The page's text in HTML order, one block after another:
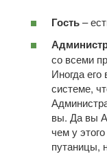
Гость–
со всеми
Иногда
системе,
вы. Да вы
чем у
путаницы,